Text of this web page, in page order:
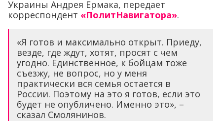
Украины Андрея Ермака, передает
корреспондент «ПолитНавигатора».
«Я готов и максимально открыт. Приеду,
везде, где ждут, хотят, просят с чем
угодно. Единственное, к бойцам тоже
съезжу, не вопрос, но у меня
практически вся семья остается в
России. Поэтому на это я готов, если это
будет не опубличено. Именно это», –
сказал Смолянинов.